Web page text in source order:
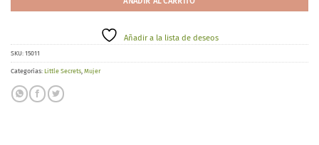
Añadir a la lista de deseos
SKU: 15011
Categorías: Little Secrets Mujer